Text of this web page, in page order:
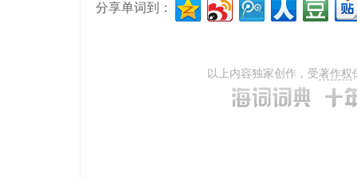
分享单词到：
以上内容独家创作，受著作权